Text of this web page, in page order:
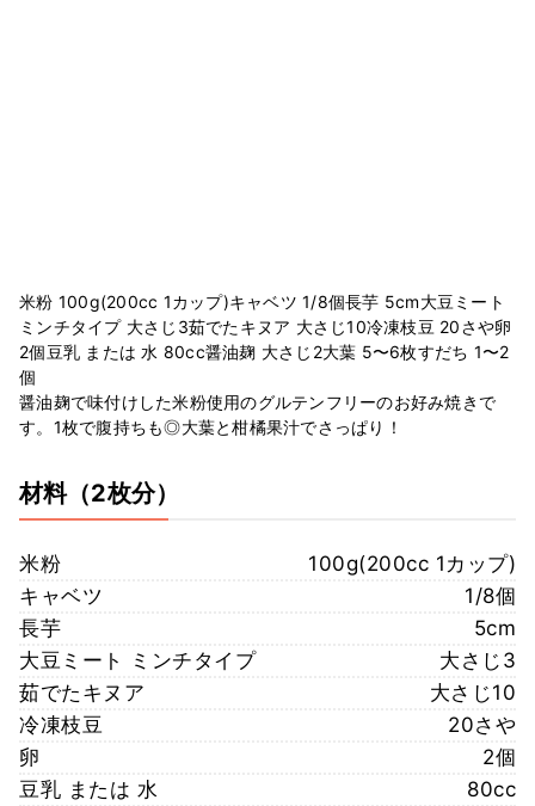
米粉 100g(200cc 1カップ)キャベツ 1/8個長芋 5cm大豆ミート
ミンチタイプ 大さじ3茹でたキヌア 大さじ10冷凍枝豆 20さや卵
2個豆乳 または 水 80cc醤油麹 大さじ2大葉 5〜6枚すだち 1〜2
個
醤油麹で味付けした米粉使用のグルテンフリーのお好み焼きで
す。1枚で腹持ちも◎大葉と柑橘果汁でさっぱり！
材料（2枚分）
米粉
100g(200cc 1カップ)
キャベツ
1/8個
長芋
5cm
大豆ミート ミンチタイプ
大さじ3
茹でたキヌア
大さじ10
冷凍枝豆
20さや
卵
2個
豆乳 または 水
80cc